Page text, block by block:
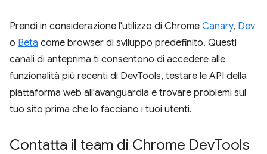
Prendi in considerazione l'utilizzo di Chrome Canary, Dev
o Beta come browser di sviluppo predefinito. Questi
canali di anteprima ti consentono di accedere alle
funzionalità più recenti di DevTools, testare le API della
piattaforma web all'avanguardia e trovare problemi sul
tuo sito prima che lo facciano i tuoi utenti.
Contatta il team di Chrome DevTools